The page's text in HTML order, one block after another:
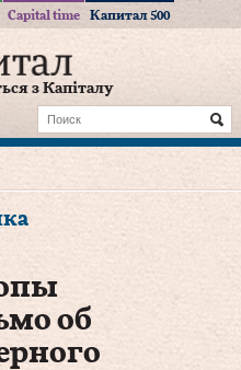
Capital time Капитал 500
з Капіталу
об